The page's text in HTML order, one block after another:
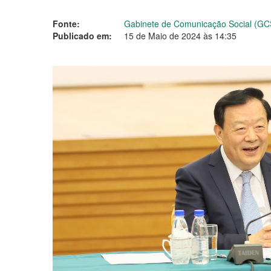
Fonte:
Gabinete de Comunicação Social
Publicado em:
15 de Maio de 2024 às 14:35